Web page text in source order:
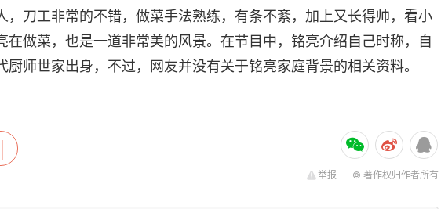
，刀工非常的不错，做菜手法熟练，有条不紊，加上又长得帅，看小
在做菜，也是一道非常美的风景。在节目中，铭亮介绍自己时称，自
厨师世家出身，不过，网友并没有关于铭亮家庭背景的相关资料。
© 著作权归作者所有
举报